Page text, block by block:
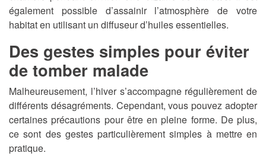
également possible d’assainir l’atmosphère de votre
habitat en utilisant un diffuseur d’huiles essentielles.
Des gestes simples pour éviter
de tomber malade
Malheureusement, l’hiver s’accompagne régulièrement de
différents désagréments. Cependant, vous pouvez adopter
certaines précautions pour être en pleine forme. De plus,
ce sont des gestes particulièrement simples à mettre en
pratique.